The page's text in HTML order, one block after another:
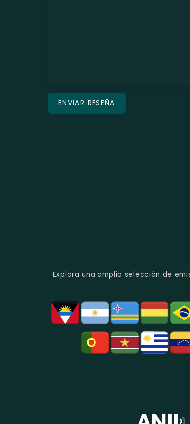
Explora una amplia selección de